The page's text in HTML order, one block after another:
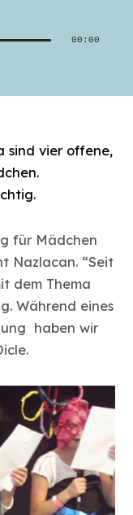
00:00
sind vier offene,
für Mädchen
Nazlacan. “Seit
dem Thema
Während eines
haben wir